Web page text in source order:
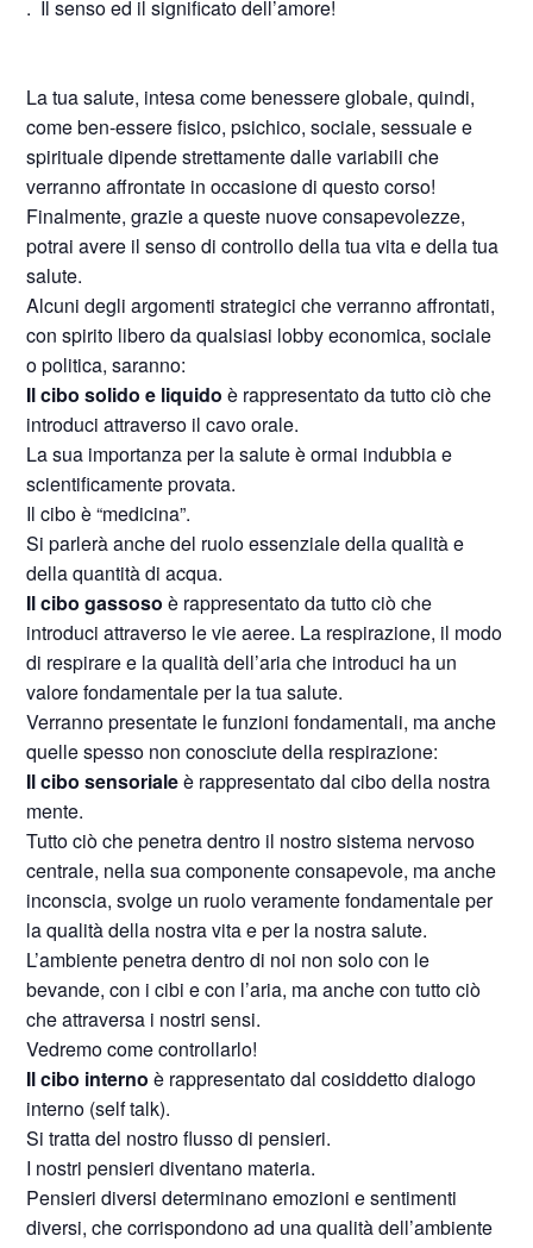
. Il senso ed il significato dell’amore!
La tua salute, intesa come benessere globale, quindi,
come ben-essere fisico, psichico, sociale, sessuale e
spirituale dipende strettamente dalle variabili che
verranno affrontate in occasione di questo corso!
Finalmente, grazie a queste nuove consapevolezze,
potrai avere il senso di controllo della tua vita e della tua
salute.
Alcuni degli argomenti strategici che verranno affrontati,
con spirito libero da qualsiasi lobby economica, sociale
o politica, saranno:
Il cibo solido e liquido è rappresentato da tutto ciò che
introduci attraverso il cavo orale.
La sua importanza per la salute è ormai indubbia e
scientificamente provata.
Il cibo è “medicina”.
Si parlerà anche del ruolo essenziale della qualità e
della quantità di acqua.
Il cibo gassoso è rappresentato da tutto ciò che
introduci attraverso le vie aeree. La respirazione, il modo
di respirare e la qualità dell’aria che introduci ha un
valore fondamentale per la tua salute.
Verranno presentate le funzioni fondamentali, ma anche
quelle spesso non conosciute della respirazione:
Il cibo sensorialeè rappresentato dal cibo della nostra
mente.
Tutto ciò che penetra dentro il nostro sistema nervoso
centrale, nella sua componente consapevole, ma anche
inconscia, svolge un ruolo veramente fondamentale per
la qualità della nostra vita e per la nostra salute.
L’ambiente penetra dentro di noi non solo con le
bevande, con i cibi e con l’aria, ma anche con tutto ciò
che attraversa i nostri sensi.
Vedremo come controllarlo!
Il cibo interno è rappresentato dal cosiddetto dialogo
interno (self talk).
Si tratta del nostro flusso di pensieri.
I nostri pensieri diventano materia.
Pensieri diversi determinano emozioni e sentimenti
diversi, che corrispondono ad una qualità dell’ambiente